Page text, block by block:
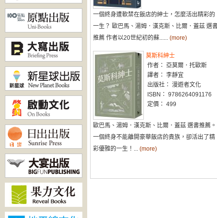
一個終身遭軟禁在飯店的紳士，怎麼活出精彩的
一生？ 歐巴馬、湯姆．漢克斯、比爾．蓋茲 選
推薦 作者以20世紀初的蘇...... (more)
莫斯科紳士
作者： 亞莫爾．托歐斯
譯者： 李靜宜
出版社： 漫遊者文化
ISBN： 9786264091176
定價： 499
歐巴馬、湯姆．漢克斯、比爾．蓋茲 選書推薦。
一個終身不能離開豪華飯店的貴族，卻活出了精
彩優雅的一生！... (more)